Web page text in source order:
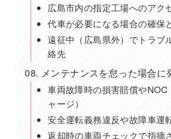
広島市内の指定工場へのアク
代車が必要になる場合の確保
遠征中（広島県外）でトラブ
絡先
メンテナンスを怠った場合に
車両故障時の損害賠償や
ャージ）
安全運転義務違反や故障車運
返却時の車両チェックで指摘